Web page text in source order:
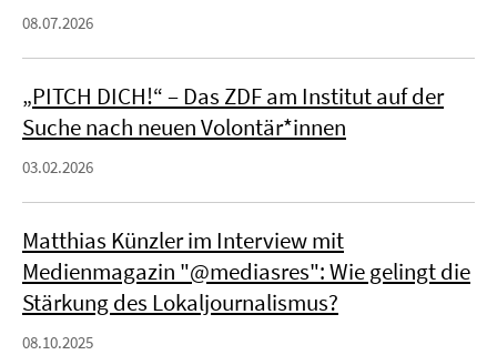
08.07.2026
„PITCH DICH!“ – Das ZDF am Institut auf der
Suche nach neuen Volontär*innen
03.02.2026
Matthias Künzler im Interview mit
Medienmagazin "@mediasres": Wie gelingt die
Stärkung des Lokaljournalismus?
08.10.2025